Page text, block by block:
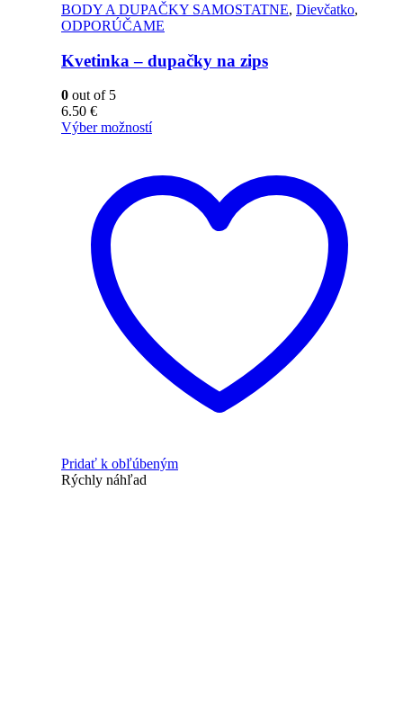
BODY A DUPAČKY SAMOSTATNE, Dievčatko,
ODPORÚČAME
Kvetinka – dupačky na zips
0 out of 5
6.50 €
Výber možností
Pridať k obľúbeným
Rýchly náhľad